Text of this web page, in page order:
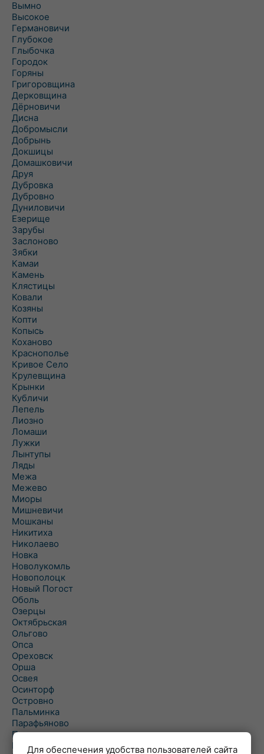
Вымно
Высокое
Германовичи
Глубокое
Глыбочка
Городок
Горяны
Григоровщина
Дерковщина
Дёрновичи
Дисна
Добромысли
Добрынь
Докшицы
Домашковичи
Друя
Дубровка
Дубровно
Дуниловичи
Езерище
Зарубы
Заслоново
Зябки
Камаи
Камень
Клястицы
Ковали
Козяны
Копти
Копысь
Коханово
Краснополье
Кривое Село
Крулевщина
Крынки
Кубличи
Лепель
Лиозно
Ломаши
Лужки
Лынтупы
Ляды
Межа
Межево
Миоры
Мишневичи
Мошканы
Никитиха
Николаево
Новка
Новолукомль
Новополоцк
Новый Погост
Оболь
Озерцы
Октябрьская
Ольгово
Опса
Ореховск
Орша
Освея
Осинторф
Островно
Пальминка
Парафьяново
Плисса
ПовятьеДля обеспечения удобства пользователей сайта